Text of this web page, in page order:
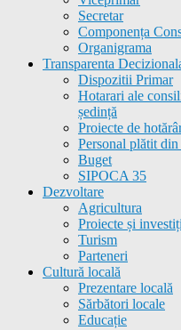
Secretar
Componența
Organigrama
Transparenta
Dispozitii Primar
Hotarari ale
ședință
Proiecte de
Personal plătit
Buget
SIPOCA 35
Dezvoltare
Agricultura
Proiecte și
Turism
Parteneri
Cultură locală
Prezentare locală
Sărbători locale
Educație